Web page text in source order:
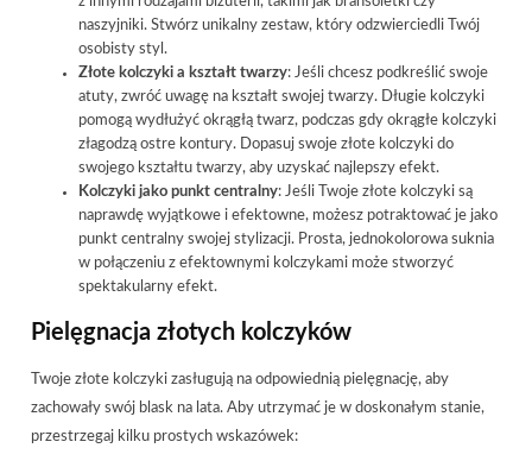
naszyjniki. Stwórz unikalny zestaw, który odzwierciedli Twój
osobisty styl.
Złote kolczyki a kształt twarzy: Jeśli chcesz podkreślić swoje
atuty, zwróć uwagę na kształt swojej twarzy. Długie kolczyki
pomogą wydłużyć okrągłą twarz, podczas gdy okrągłe kolczyki
złagodzą ostre kontury. Dopasuj swoje złote kolczyki do
swojego kształtu twarzy, aby uzyskać najlepszy efekt.
Kolczyki jako punkt centralny: Jeśli Twoje złote kolczyki są
naprawdę wyjątkowe i efektowne, możesz potraktować je jako
punkt centralny swojej stylizacji. Prosta, jednokolorowa suknia
w połączeniu z efektownymi kolczykami może stworzyć
spektakularny efekt.
Pielęgnacja złotych kolczyków
Twoje złote kolczyki zasługują na odpowiednią pielęgnację, aby
zachowały swój blask na lata. Aby utrzymać je w doskonałym stanie,
przestrzegaj kilku prostych wskazówek: